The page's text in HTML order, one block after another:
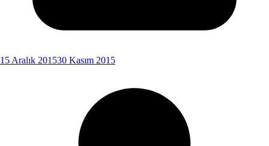
15 Aralık 201530 Kasım 2015